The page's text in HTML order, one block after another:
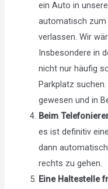
ein Auto in
automatisch zum
verlassen. Wir
Insbesondere in
nicht nur häufig
Parkplatz
gewesen und in
Beim
es ist definitiv
dann
rechts zu gehen.
Eine Haltestelle